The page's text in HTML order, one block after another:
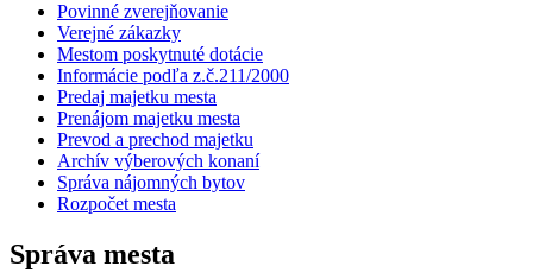
Povinné zverejňovanie
Verejné zákazky
Mestom poskytnuté dotácie
Informácie podľa z.č.211/2000
Predaj majetku mesta
Prenájom majetku mesta
Prevod a prechod majetku
Archív výberových konaní
Správa nájomných bytov
Rozpočet mesta
Správa mesta